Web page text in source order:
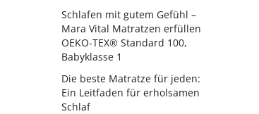
Schlafen mit gutem Gefühl –
Mara Vital Matratzen erfüllen
OEKO-TEX® Standard 100,
Babyklasse 1
Die beste Matratze für jeden:
Ein Leitfaden für erholsamen
Schlaf